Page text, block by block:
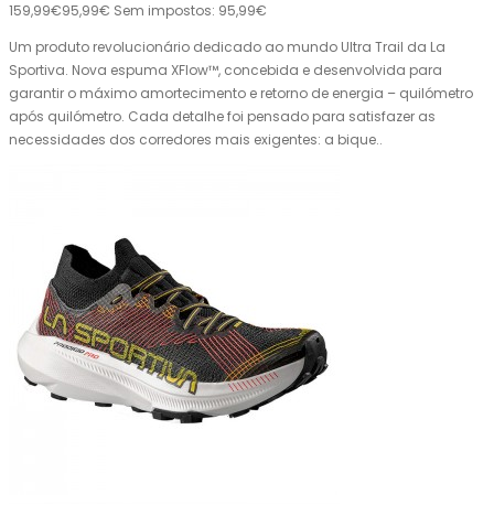
159,99€95,99€ Sem impostos: 95,99€
Um produto revolucionário dedicado ao mundo Ultra Trail da La
Sportiva. Nova espuma XFlow™, concebida e desenvolvida para
garantir o máximo amortecimento e retorno de energia – quilómetro
após quilómetro. Cada detalhe foi pensado para satisfazer as
necessidades dos corredores mais exigentes: a bique..